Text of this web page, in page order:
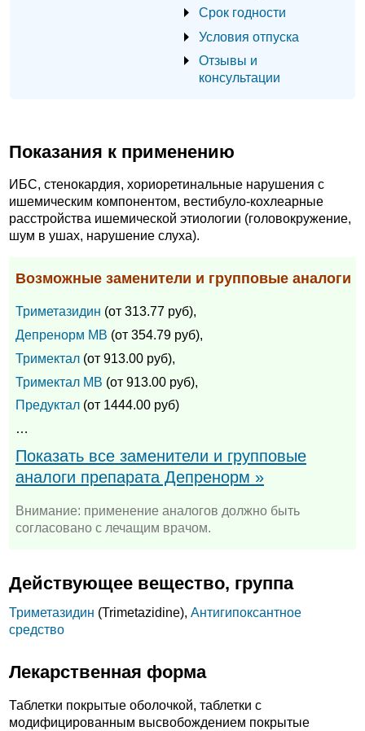
Срок годности
Условия отпуска
Отзывы и
консультации
Показания к применению
ИБС, стенокардия, хориоретинальные нарушения с
ишемическим компонентом, вестибуло-кохлеарные
расстройства ишемической этиологии (головокружение,
шум в ушах, нарушение слуха).
Возможные заменители и групповые аналоги
Триметазидин (от 313.77 руб),
Депренорм МВ (от 354.79 руб),
Тримектал (от 913.00 руб),
Тримектал МВ (от 913.00 руб),
Предуктал (от 1444.00 руб)
…
Показать все заменители и групповые
аналоги препарата Депренорм »
Внимание: применение аналогов должно быть
согласовано с лечащим врачом.
Действующее вещество, группа
Триметазидин (Trimetazidine), Антигипоксантное
средство
Лекарственная форма
Таблетки покрытые оболочкой, таблетки с
модифицированным высвобождением покрытые